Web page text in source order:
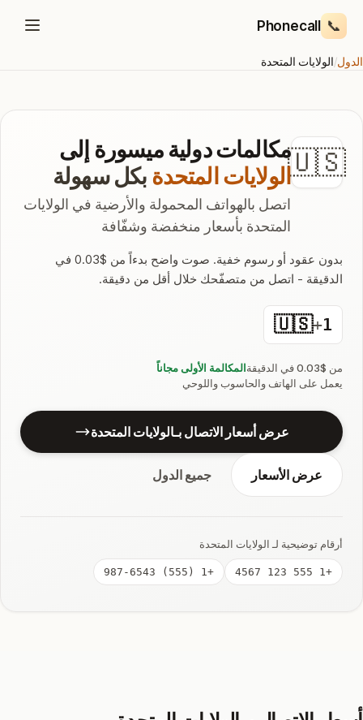
📞
Phonecall
الدول/الولايات المتحدة
🇺🇸مكالمات دولية ميسورة إلى
الولايات المتحدة بكل سهولة
اتصل بالهواتف المحمولة والأرضية في الولايات
المتحدة بأسعار منخفضة وشفّافة
بدون عقود أو رسوم خفية. صوت واضح بدءاً من $0.03 في
الدقيقة - اتصل من متصفّحك خلال أقل من دقيقة.
🇺🇸+1
من $0.03 في الدقيقة
المكالمة الأولى مجاناً
يعمل على الهاتف والحاسوب واللوحي
عرض أسعار الاتصال بـالولايات المتحدة
عرض الأسعار جميع الدول
أرقام توضيحية لـ الولايات المتحدة
+1 555 123 4567
+1 (555) 987-6543